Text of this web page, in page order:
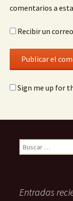
comentarios a
Recibir un
Sign me up for
Buscar:
Entradas